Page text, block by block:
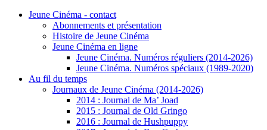
Jeune Cinéma - contact
Abonnements et présentation
Histoire de Jeune Cinéma
Jeune Cinéma en ligne
Jeune Cinéma. Numéros réguliers (2014-2026)
Jeune Cinéma. Numéros spéciaux (1989-2020)
Au fil du temps
Journaux de Jeune Cinéma (2014-2026)
2014 : Journal de Ma’ Joad
2015 : Journal de Old Gringo
2016 : Journal de Hushpuppy